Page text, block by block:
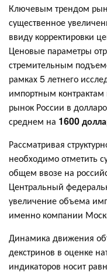
Ключевым трендом
существенное
ввиду корректировки
Ценовые параметры
стремительным
рамках 5 летнего
импортным контрактам
рынок России в
среднем на 1600
Рассматривая
необходимо отметить
общем ввозе на
Центральный
увеличение объема
именно компании
Динамика движения
декстринов в оценке
индикаторов носит